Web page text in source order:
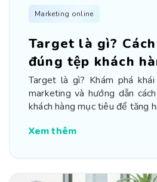
Marketing online
Target là gì?
đúng tệp khách
Target là gì? Khám phá
marketing và hướng dẫn
khách hàng mục tiêu để tăng
Xem thêm